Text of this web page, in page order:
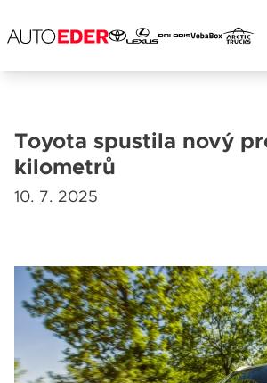
Toyota spustila nový
kilometrů
10. 7. 2025
E-mail
Telefon